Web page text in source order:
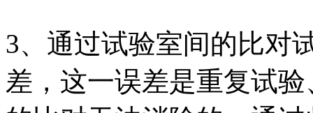
3、通过试验室间的比对
差，这一误差是重复试